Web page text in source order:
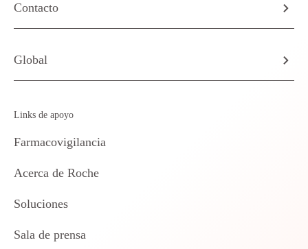
Contacto
Global
Links de apoyo
Farmacovigilancia
Acerca de Roche
Soluciones
Sala de prensa